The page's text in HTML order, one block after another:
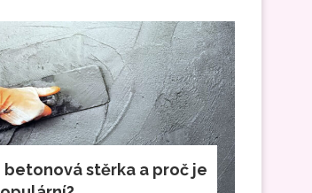
betonová stěrka a proč je